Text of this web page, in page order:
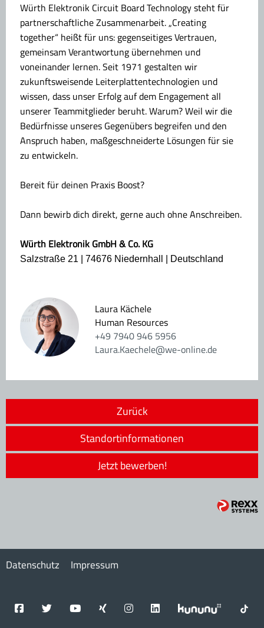
Würth Elektronik Circuit Board Technology steht für
partnerschaftliche Zusammenarbeit. „Creating
together“ heißt für uns: gegenseitiges Vertrauen,
gemeinsam Verantwortung übernehmen und
voneinander lernen. Seit 1971 gestalten wir
zukunftsweisende Leiterplattentechnologien und
wissen, dass unser Erfolg auf dem Engagement all
unserer Teammitglieder beruht. Warum? Weil wir die
Bedürfnisse unseres Gegenübers begreifen und den
Anspruch haben, maßgeschneiderte Lösungen für sie
zu entwickeln.
Bereit für deinen Praxis Boost?
Dann bewirb dich direkt, gerne auch ohne Anschreiben.
Würth Elektronik GmbH & Co. KG
Salzstraße 21 | 74676 Niedernhall | Deutschland
Laura Kächele
Human Resources
+49 7940 946 5956
Laura.Kaechele@we-online.de
Standortinformationen
Zurück
Jetzt bewerben!
Datenschutz Impressum